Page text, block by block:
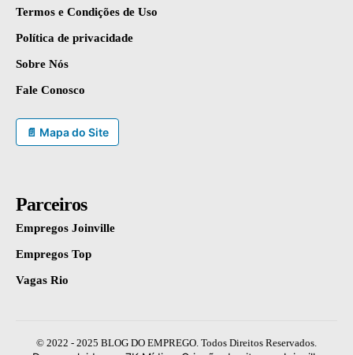
Termos e Condições de Uso
Política de privacidade
Sobre Nós
Fale Conosco
📄 Mapa do Site
Parceiros
Empregos Joinville
Empregos Top
Vagas Rio
© 2022 - 2025 BLOG DO EMPREGO. Todos Direitos Reservados.